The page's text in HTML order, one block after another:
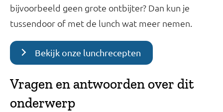
bijvoorbeeld geen grote ontbijter? Dan kun je
tussendoor of met de lunch wat meer nemen.
Bekijk onze lunchrecepten
Vragen en antwoorden over dit
onderwerp